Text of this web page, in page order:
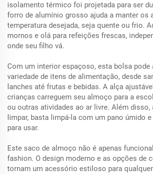
isolamento térmico foi projetada para ser
forro de alumínio grosso ajuda a manter os
temperatura desejada, seja quente ou frio.
mornos e olá para refeições frescas,
onde seu filho vá.
Com um interior espaçoso, esta bolsa pode
variedade de itens de alimentação, desde
lanches até frutas e bebidas. A alça
crianças carreguem seu almoço para a
ou outras atividades ao ar livre. Além disso,
limpar, basta limpá-la com um pano úmido
para usar.
Este saco de almoço não é apenas
fashion. O design moderno e as opções de
tornam um acessório estiloso para